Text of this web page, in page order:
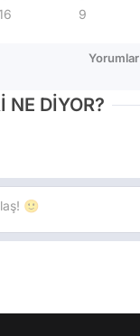
9
Yorumlar
NE DİYOR?